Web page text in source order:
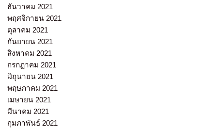
ธันวาคม 2021
พฤศจิกายน 2021
ตุลาคม 2021
กันยายน 2021
สิงหาคม 2021
กรกฎาคม 2021
มิถุนายน 2021
พฤษภาคม 2021
เมษายน 2021
มีนาคม 2021
กุมภาพันธ์ 2021